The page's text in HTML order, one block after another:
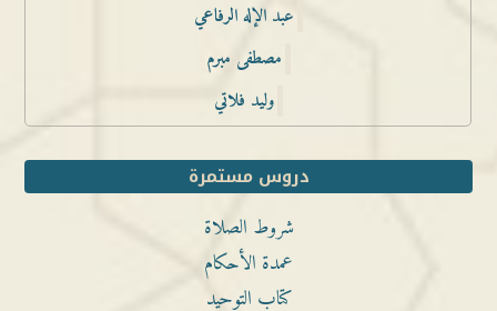
عبد الإله الرفاعي
مصطفى مبرم
وليد فلاتي
دروس مستمرة
شروط الصلاة
عمدة الأحكام
كتاب التوحيد